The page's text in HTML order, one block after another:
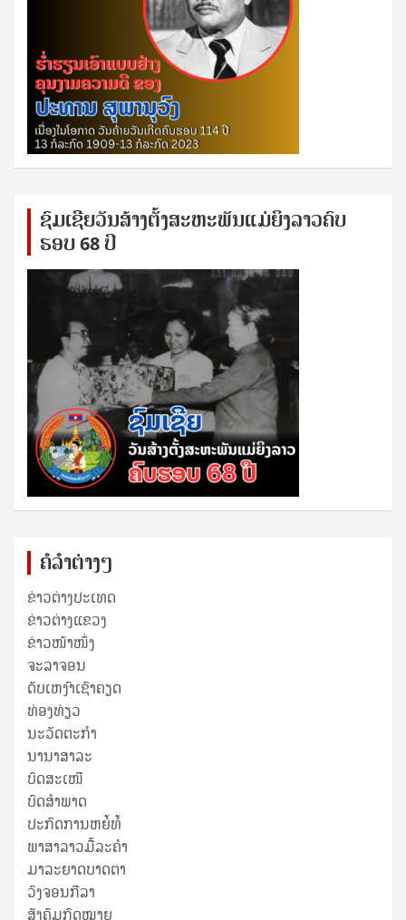
ຊົ​ມ​ເຊີຍ​ວັນ​ສ້າງ​ຕັ້ງ​ສະ​ຫະ​ພັນ​ແມ່​ຍິງ​​ລາວຄົບ​
ຮອບ 68 ປິ
ຄໍລຳຕ່າງໆ
ຂ່າວຕ່າງປະເທດ
ຂ່າວ​ຕ່າງ​ແຂວງ
ຂ່າວໜ້າໜຶ່ງ
ຈະລາຈອນ
ດັບເຫງົາເຊົາຄຽດ
ທ່ອງທ່ຽວ
ນະວັດຕະກໍາ
ນານາສາລະ
ບົດສະເໜີ
ບົດສໍາພາດ
ປະກົດການຫຍໍ້ທໍ້
ພາສາລາວມື້ລະຄຳ
ມາລະຍາດບາດຕາ
ວົງຈອນກີລາ
ສັງຄົມກົດໝາຍ